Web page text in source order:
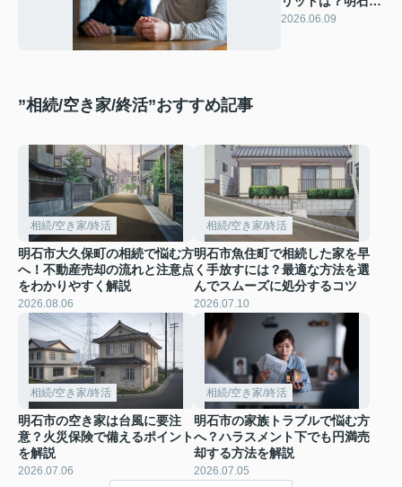
の親名義不動産を
2026.06.09
”相続/空き家/終活”おすすめ記事
相続/空き家/終活
明石市大久保町の相続で悩む方
へ！不動産売却の流れと注意点
をわかりやすく解説
2026.08.06
相続/空き家/終活
明石市魚住町で相続した家を早
く手放すには？最適な方法を選
んでスムーズに処分するコツ
2026.07.10
相続/空き家/終活
明石市の空き家は台風に要注
意？火災保険で備えるポイント
を解説
2026.07.06
相続/空き家/終活
明石市の家族トラブルで悩む方
へ？ハラスメント下でも円満売
却する方法を解説
2026.07.05